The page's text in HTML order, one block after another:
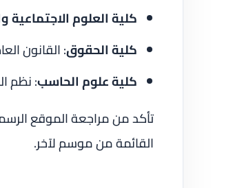
كلية العلوم الاجتماعية
كلية الحقوق: القانون
كلية علوم الحاسب: نظم
تأكد من مراجعة الموقع
القائمة من موسم لآخر.